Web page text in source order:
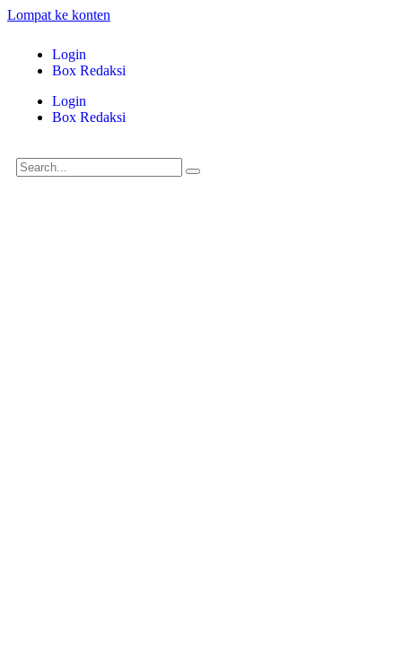
Lompat ke konten
Login
Box Redaksi
Login
Box Redaksi